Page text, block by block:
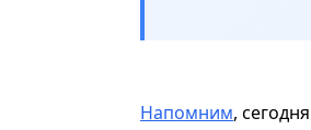
Напомним,